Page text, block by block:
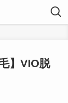
】VIO脱